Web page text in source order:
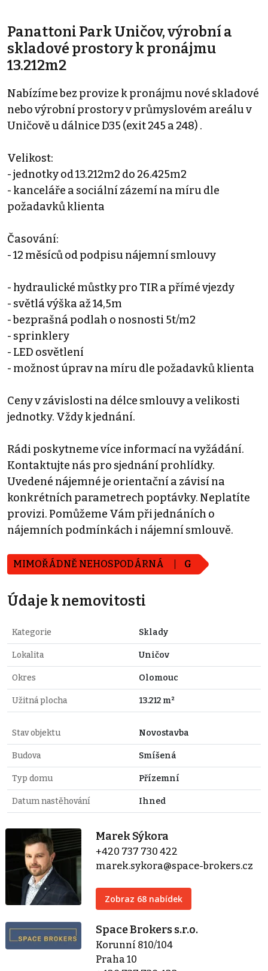
Panattoni Park Uničov, výrobní a
skladové prostory k pronájmu
13.212m2
Nabízíme bez provize k pronájmu nové skladové
nebo výrobní prostory v průmyslovém areálu v
Uničově u dálnice D35 (exit 245 a 248) .
Velikost:
- jednotky od 13.212m2 do 26.425m2
- kanceláře a sociální zázemí na míru dle
požadavků klienta
Časování:
- 12 měsíců od podpisu nájemní smlouvy
- hydraulické můstky pro TIR a přímé vjezdy
- světlá výška až 14,5m
- bezprašná podlah o nosnosti 5t/m2
- sprinklery
- LED osvětlení
- možnost úprav na míru dle požadavků klienta
Ceny v závislosti na délce smlouvy a velikosti
jednotky. Vždy k jednání.
Rádi poskytneme více informací na vyžádání.
Kontaktujte nás pro sjednání prohlídky.
Uvedené nájemné je orientační a závisí na
konkrétních parametrech poptávky. Neplatíte
provizi. Pomůžeme Vám při jednáních o
nájemních podmínkách i nájemní smlouvě.
MIMOŘÁDNĚ NEHOSPODÁRNÁ G
Údaje k nemovitosti
Kategorie Sklady
Lokalita Uničov
Okres Olomouc
Užitná plocha 13.212 m²
Stav objektu Novostavba
Budova Smíšená
Typ domu Přízemní
Datum nastěhování Ihned
Marek Sýkora
+420 737 730 422
marek.sykora@space-brokers.cz
Zobraz 68 nabídek
Space Brokers s.r.o.
Korunní 810/104
Praha 10